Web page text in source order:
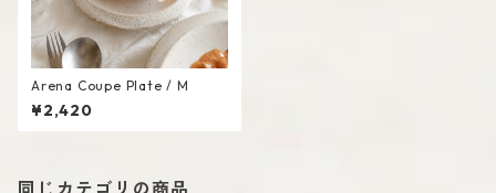
Arena Coupe Plate / M
¥2,420
同じカテゴリの商品